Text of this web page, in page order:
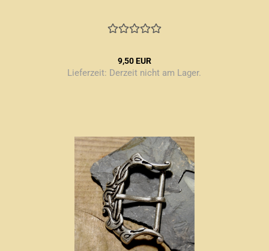
9,50 EUR
Lieferzeit: Derzeit nicht am Lager.